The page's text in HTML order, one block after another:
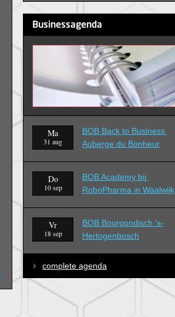
Businessagenda
Ma
31 aug
BOB Back to Business
Auberge du Bonheur
Do
10 sep
BOB Academy bij
RoboPharma in Waalwijk
Vr
18 sep
BOB Bourgondisch 's-
Hertogenbosch
complete agenda